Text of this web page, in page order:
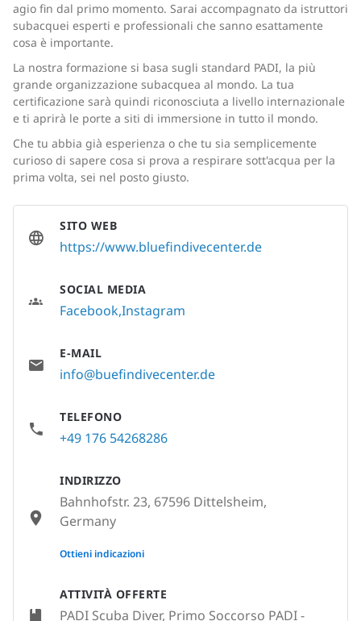
agio fin dal primo momento. Sarai accompagnato da istruttori
subacquei esperti e professionali che sanno esattamente
cosa è importante.
La nostra formazione si basa sugli standard PADI, la più
grande organizzazione subacquea al mondo. La tua
certificazione sarà quindi riconosciuta a livello internazionale
e ti aprirà le porte a siti di immersione in tutto il mondo.
Che tu abbia già esperienza o che tu sia semplicemente
curioso di sapere cosa si prova a respirare sott'acqua per la
prima volta, sei nel posto giusto.
ATTIVITÀ OFFERTE
PADI Scuba Diver, Primo Soccorso PADI -
SITO WEB
https://www.bluefindivecenter.de
SOCIAL MEDIA
FacebookInstagram
E-MAIL
info@buefindivecenter.de
TELEFONO
+49 176 54268286
INDIRIZZO
Bahnhofstr. 23, 67596 Dittelsheim,
Germany
None
Ottieni indicazioni